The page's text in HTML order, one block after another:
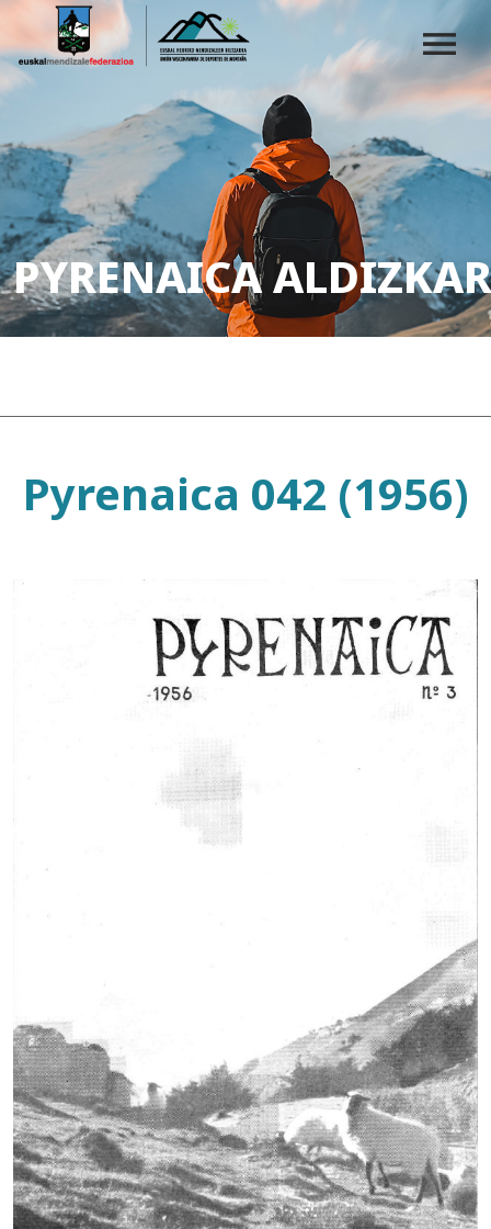
PYRENAICA
Pyrenaica 042 (1956)